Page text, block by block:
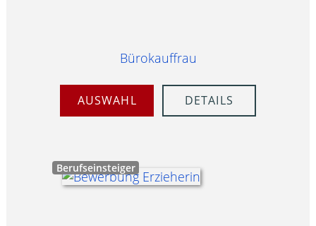
Bürokauffrau
AUSWAHL DETAILS
Berufseinsteiger